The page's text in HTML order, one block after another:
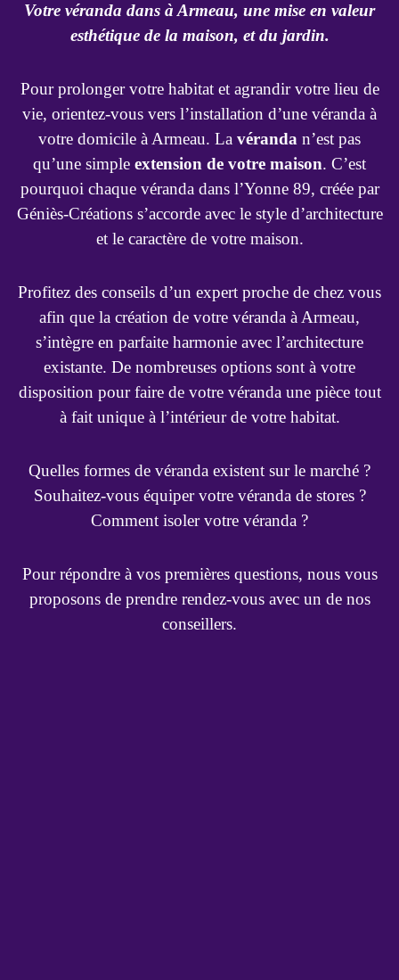
Votre véranda dans à Armeau, une mise en valeur
esthétique de la maison, et du jardin.
Pour prolonger votre habitat et agrandir votre lieu de
vie, orientez-vous vers l’installation d’une véranda à
votre domicile à Armeau. La véranda n’est pas
qu’une simple extension de votre maison. C’est
pourquoi chaque véranda dans l’Yonne 89, créée par
Géniès-Créations s’accorde avec le style d’architecture
et le caractère de votre maison.
Profitez des conseils d’un expert proche de chez vous
afin que la création de votre véranda à Armeau,
s’intègre en parfaite harmonie avec l’architecture
existante. De nombreuses options sont à votre
disposition pour faire de votre véranda une pièce tout
à fait unique à l’intérieur de votre habitat.
Quelles formes de véranda existent sur le marché ?
Souhaitez-vous équiper votre véranda de stores ?
Comment isoler votre véranda ?
Pour répondre à vos premières questions, nous vous
proposons de prendre rendez-vous avec un de nos
conseillers.